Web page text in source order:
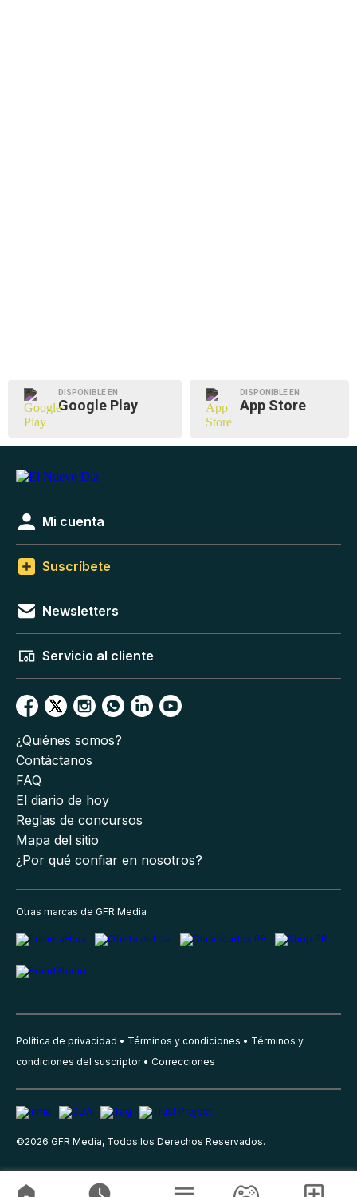
DISPONIBLE EN
Google Play
DISPONIBLE EN
App Store
Mi cuenta
Suscríbete
Newsletters
Servicio al cliente
¿Quiénes somos?
Contáctanos
FAQ
El diario de hoy
Reglas de concursos
Mapa del sitio
¿Por qué confiar en nosotros?
Otras marcas de GFR Media
Política de privacidad Términos y condiciones
Términos y
condiciones del suscriptor
Correcciones
©2026 GFR Media, Todos los Derechos Reservados.